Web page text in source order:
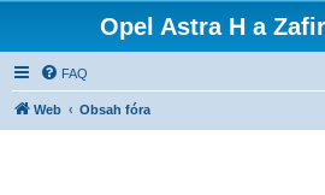
Opel Astra H a
FAQ
Web Obsah fóra